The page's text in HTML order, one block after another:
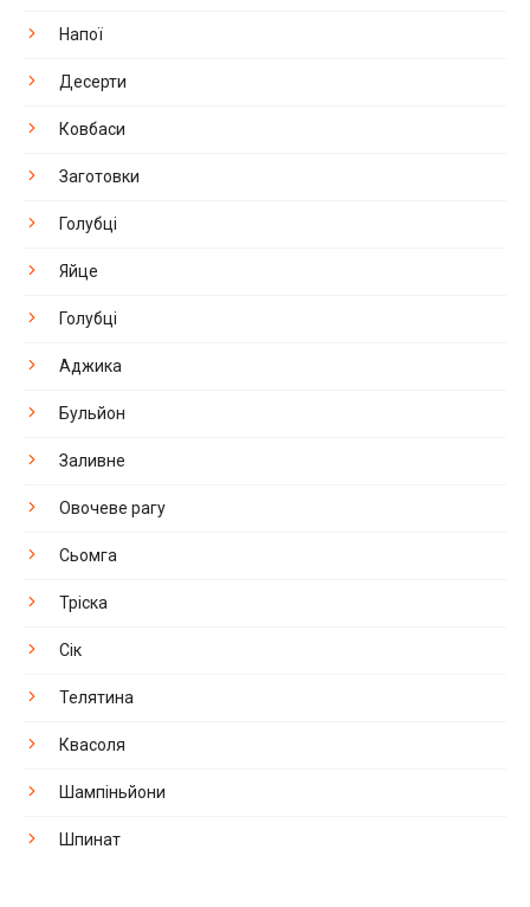
Напої
Десерти
Ковбаси
Заготовки
Голубці
Яйце
Голубці
Аджика
Бульйон
Заливне
Овочеве рагу
Сьомга
Тріска
Сік
Телятина
Квасоля
Шампіньйони
Шпинат